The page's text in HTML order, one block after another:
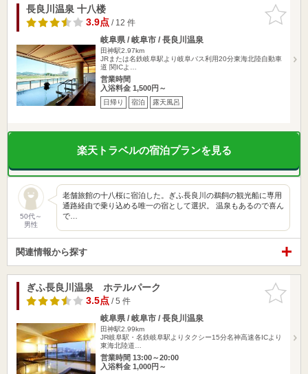
お気に入
りに追加
長良川温泉 十八楼
3.9点/ 12 件
岐阜県 / 岐阜市 / 長良川温泉
田神駅2.97km
JRまたは名鉄岐阜駅より岐阜バス利用20分東海北陸自動車
道 関ICよ…
営業時間
入浴料金 1,500円～
日帰り 宿泊 露天風呂
楽天トラベルの宿泊プランを見る
50代～
男性
老舗旅館の十八桜に宿泊した。ぎふ長良川の鵜飼の観光船に専用
通路経由で乗り込める唯一の宿として選択。 温泉もあるので喜ん
で…
関連情報から探す
お気に入
りに追加
ぎふ長良川温泉 ホテルパーク
3.5点/ 5 件
岐阜県 / 岐阜市 / 長良川温泉
田神駅2.99km
JR岐阜駅・名鉄岐阜駅よりタクシー15分名神高速各ICより
東海北陸道…
営業時間 13:00～20:00
入浴料金 1,000円～